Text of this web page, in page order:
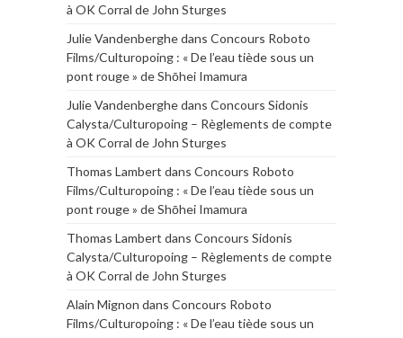
à OK Corral de John Sturges
Julie Vandenberghedans Concours Roboto
Films/Culturopoing : « De l’eau tiède sous un
pont rouge » de Shōhei Imamura
Julie Vandenberghedans Concours Sidonis
Calysta/Culturopoing – Règlements de compte
à OK Corral de John Sturges
Thomas Lambert dans Concours Roboto
Films/Culturopoing : « De l’eau tiède sous un
pont rouge » de Shōhei Imamura
Thomas Lambert dans Concours Sidonis
Calysta/Culturopoing – Règlements de compte
à OK Corral de John Sturges
Alain Mignon dans Concours Roboto
Films/Culturopoing : « De l’eau tiède sous un